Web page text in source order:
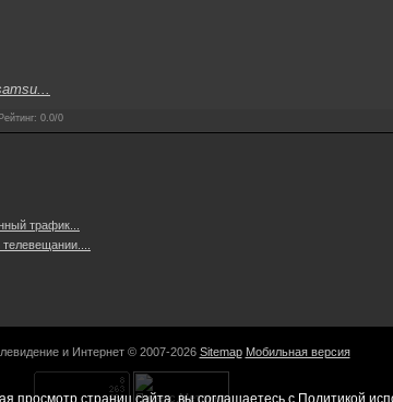
Рейтинг: 0.0/0
трафик...
и Интернет © 2007-2026 Sitemap Мобильная версия
просмотр страниц сайта, вы соглашаетесь с Политикой